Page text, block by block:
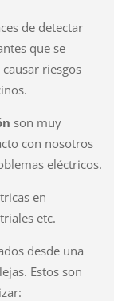
de detectar
que se
riesgos
son muy
con nosotros
eléctricos.
en
etc.
desde una
Estos son